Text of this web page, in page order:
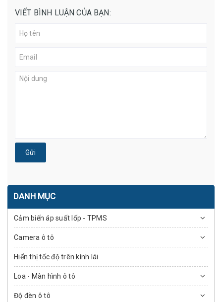
VIẾT BÌNH LUẬN CỦA BẠN:
Gửi
DANH MỤC
Cảm biến áp suất lốp - TPMS
Camera ô tô
Hiển thị tốc độ trên kính lái
Loa - Màn hình ô tô
Độ đèn ô tô